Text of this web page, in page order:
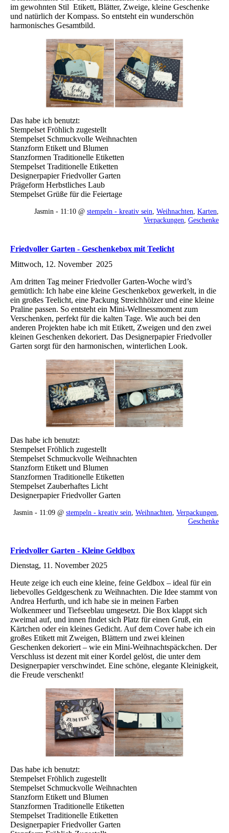
im gewohnten Stil Etikett, Blätter, Zweige, kleine Geschenke
und natürlich der Kompass. So entsteht ein wunderschön
harmonisches Gesamtbild.
Das habe ich benutzt:
Stempelset Fröhlich zugestellt
Stempelset Schmuckvolle Weihnachten
Stanzform Etikett und Blumen
Stanzformen Traditionelle Etiketten
Stempelset Traditionelle Etiketten
Designerpapier Friedvoller Garten
Prägeform Herbstliches Laub
Stempelset Grüße für die Feiertage
Jasmin - 11:10 @ stempeln - kreativ sein Weihnachten Karten
Verpackungen Geschenke
Friedvoller Garten - Geschenkebox mit Teelicht
Mittwoch, 12. November 2025
Am dritten Tag meiner Friedvoller Garten-Woche wird’s
gemütlich: Ich habe eine kleine Geschenkebox gewerkelt, in die
ein großes Teelicht, eine Packung Streichhölzer und eine kleine
Praline passen. So entsteht ein Mini-Wellnessmoment zum
Verschenken, perfekt für die kalten Tage. Wie auch bei den
anderen Projekten habe ich mit Etikett, Zweigen und den zwei
kleinen Geschenken dekoriert. Das Designerpapier Friedvoller
Garten sorgt für den harmonischen, winterlichen Look.
Das habe ich benutzt:
Stempelset Fröhlich zugestellt
Stempelset Schmuckvolle Weihnachten
Stanzform Etikett und Blumen
Stanzformen Traditionelle Etiketten
Stempelset Zauberhaftes Licht
Designerpapier Friedvoller Garten
Jasmin - 11:09 @ stempeln - kreativ sein, Weihnachten, Verpackungen,
Geschenke
Friedvoller Garten - Kleine Geldbox
Dienstag, 11. November 2025
Heute zeige ich euch eine kleine, feine Geldbox – ideal für ein
liebevolles Geldgeschenk zu Weihnachten. Die Idee stammt von
Andrea Herfurth, und ich habe sie in meinen Farben
Wolkenmeer und Tiefseeblau umgesetzt. Die Box klappt sich
zweimal auf, und innen findet sich Platz für einen Gruß, ein
Kärtchen oder ein kleines Gedicht. Auf dem Cover habe ich ein
großes Etikett mit Zweigen, Blättern und zwei kleinen
Geschenken dekoriert – wie ein Mini-Weihnachtspäckchen. Der
Verschluss ist dezent mit einer Kordel gelöst, die unter dem
Designerpapier verschwindet. Eine schöne, elegante Kleinigkeit,
die Freude verschenkt!
Das habe ich benutzt:
Stempelset Fröhlich zugestellt
Stempelset Schmuckvolle Weihnachten
Stanzform Etikett und Blumen
Stanzformen Traditionelle Etiketten
Stempelset Traditionelle Etiketten
Designerpapier Friedvoller Garten